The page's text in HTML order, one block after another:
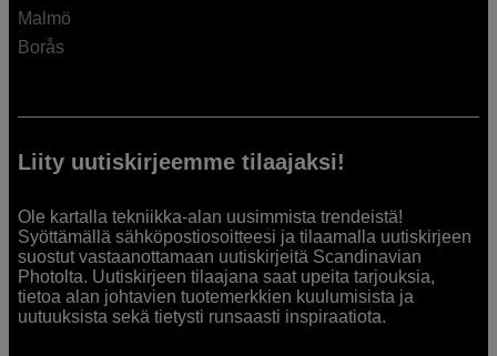
Malmö
Borås
Liity uutiskirjeemme tilaajaksi!
Ole kartalla tekniikka-alan uusimmista trendeistä!
Syöttämällä sähköpostiosoitteesi ja tilaamalla uutiskirjeen
suostut vastaanottamaan uutiskirjeitä Scandinavian
Photolta. Uutiskirjeen tilaajana saat upeita tarjouksia,
tietoa alan johtavien tuotemerkkien kuulumisista ja
uutuuksista sekä tietysti runsaasti inspiraatiota.